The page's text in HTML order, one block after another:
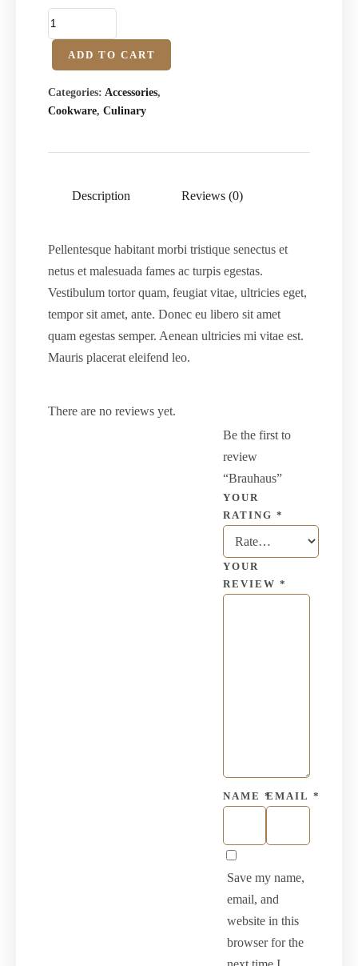
ADD TO CART
Categories: Accessories,
Cookware, Culinary
Description Reviews (0)
Pellentesque habitant morbi tristique senectus et
netus et malesuada fames ac turpis egestas.
Vestibulum tortor quam, feugiat vitae, ultricies eget,
tempor sit amet, ante. Donec eu libero sit amet
quam egestas semper. Aenean ultricies mi vitae est.
Mauris placerat eleifend leo.
There are no reviews yet.
Be the first to
review
“Brauhaus”
YOUR
RATING *
YOUR
REVIEW *
NAME *
EMAIL*
Save my name,
email, and
website in this
browser for the